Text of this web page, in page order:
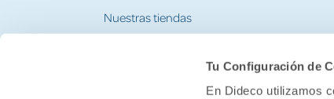
Tu Configuración de
En Dideco utilizamos
Nuestras tiendas
Tarjeta Regalo Dideco